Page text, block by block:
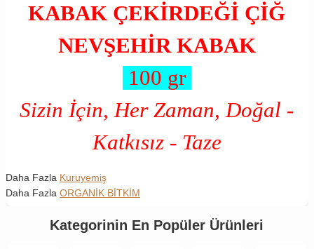
KABAK ÇEKİRDEĞİ ÇİĞ
NEVŞEHİR KABAK
100 gr
Sizin İçin, Her Zaman, Doğal -
Katkısız - Taze
Daha Fazla Kuruyemiş
Daha Fazla ORGANİK BİTKİM
Kategorinin En Popüler Ürünleri